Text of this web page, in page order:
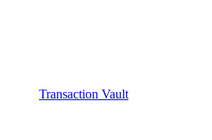
Transaction Vault